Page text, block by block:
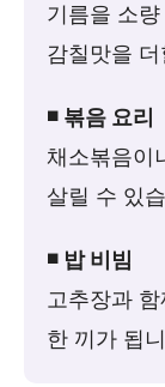
기름을 소
감칠맛을
◾ 볶음 요리
채소볶음이
살릴 수 있
◾ 밥 비빔
고추장과
한 끼가 됩